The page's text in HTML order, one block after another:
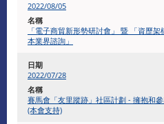
2022/08/05
「電子商貿新形勢研討會」 暨 「資歷
本業界諮詢」
2022/07/28
賽馬會「友里蹤跡」社區計劃 - 擁抱和
(本會支持)